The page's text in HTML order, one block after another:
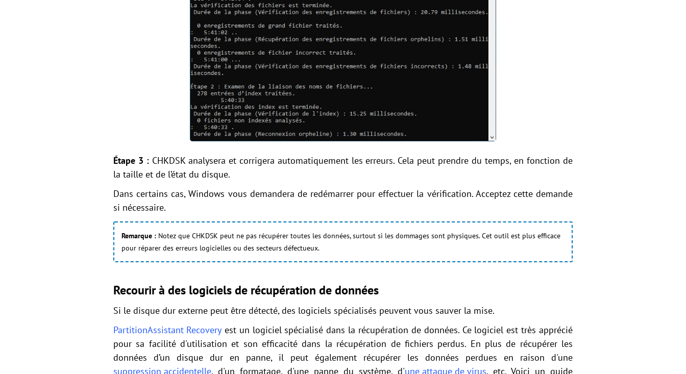
Étape 3 : CHKDSK analysera et corrigera automatiquement les erreurs. Cela peut prendre du temps, en fonction de
la taille et de l’état du disque.
Dans certains cas, Windows vous demandera de redémarrer pour effectuer la vérification. Acceptez cette demande
si nécessaire.
Remarque : Notez que CHKDSK peut ne pas récupérer toutes les données, surtout si les dommages sont physiques. Cet outil est plus efficace
pour réparer des erreurs logicielles ou des secteurs défectueux.
Recourir à des logiciels de récupération de données
Si le disque dur externe peut être détecté, des logiciels spécialisés peuvent vous sauver la mise.
PartitionAssistant Recovery est un logiciel spécialisé dans la récupération de données. Ce logiciel est très apprécié
pour sa facilité d'utilisation et son efficacité dans la récupération de fichiers perdus. En plus de récupérer les
données d’un disque dur en panne, il peut également récupérer les données perdues en raison d'une
suppression accidentelle, d'un formatage, d'une panne du système, d'une attaque de virus, etc. Voici un guide